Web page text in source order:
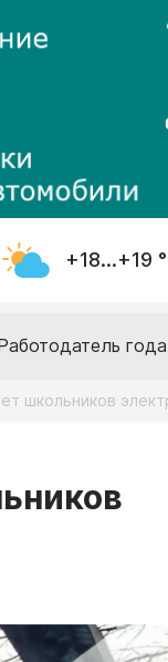
+18...+19
года
школьников